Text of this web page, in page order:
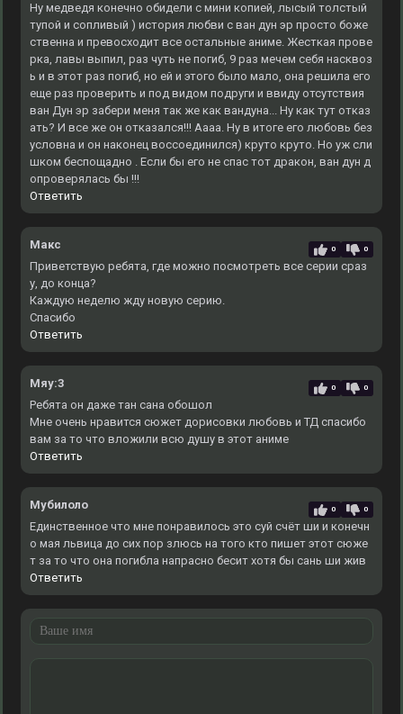
Ну медведя конечно обидели с мини копией, лысый толстый
тупой и сопливый ) история любви с ван дун эр просто боже
ственна и превосходит все остальные аниме. Жесткая прове
рка, лавы выпил, раз чуть не погиб, 9 раз мечем себя насквоз
ь и в этот раз погиб, но ей и этого было мало, она решила его
еще раз проверить и под видом подруги и ввиду отсутствия
ван Дун эр забери меня так же как вандуна... Ну как тут отказ
ать? И все же он отказался!!! Аааа. Ну в итоге его любовь без
условна и он наконец воссоединился) круто круто. Но уж сли
шком беспощадно . Если бы его не спас тот дракон, ван дун д
опроверялась бы !!!
Ответить
Макс 0 0
Приветствую ребята, где можно посмотреть все серии сраз
у, до конца?
Каждую неделю жду новую серию.
Спасибо
Ответить
Мяу:3 0 0
Ребята он даже тан сана обошол
Мне очень нравится сюжет дорисовки любовь и ТД спасибо
вам за то что вложили всю душу в этот аниме
Ответить
Мубилоло 0 0
Единственное что мне понравилось это суй счёт ши и конечн
о мая львица до сих пор злюсь на того кто пишет этот сюже
т за то что она погибла напрасно бесит хотя бы сань ши жив
Ответить